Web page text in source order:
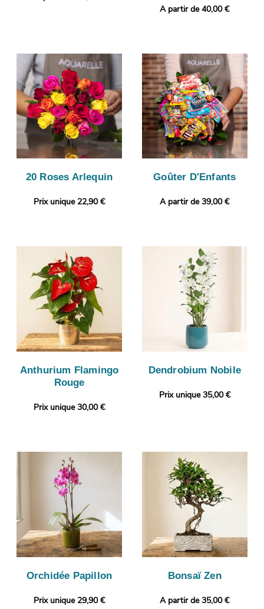
A partir de 40,00 €
20 Roses Arlequin
Prix unique 22,90 €
Goûter D'Enfants
A partir de 39,00 €
Anthurium Flamingo
Rouge
Prix unique 30,00 €
Dendrobium Nobile
Prix unique 35,00 €
Orchidée Papillon
Prix unique 29,90 €
Bonsaï Zen
A partir de 35,00 €